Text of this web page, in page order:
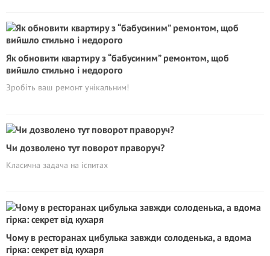
Як обновити квартиру з “бабусиним” ремонтом, щоб
вийшло стильно і недорого
Зробіть ваш ремонт унікальним!
Чи дозволено тут поворот праворуч?
Класична задача на іспитах
Чому в ресторанах цибулька завжди солоденька, а вдома
гірка: секрет від кухаря